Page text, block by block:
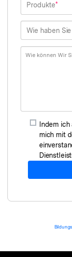
Produkte
Wie haben
Indem
mich mit